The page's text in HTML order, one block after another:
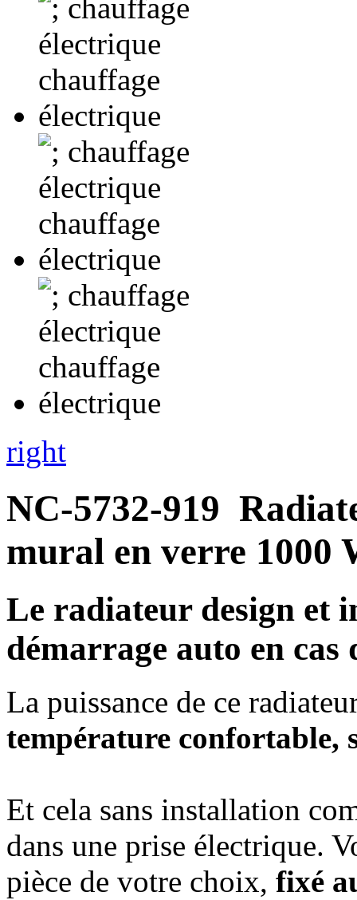
right
NC-5732-919
mural en verre 1000
Le radiateur design et
démarrage auto en cas
La puissance de ce
température confortable,
Et cela sans installation
dans une prise électrique.
pièce de votre choix, fixé